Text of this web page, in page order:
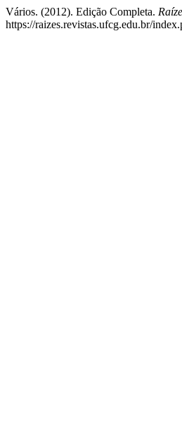
Vários. (2012). Edição Completa.
https://raizes.revistas.ufcg.edu.br/